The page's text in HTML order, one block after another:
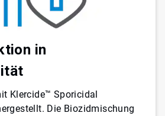
in
Klercide™ Sporicidal
Die Biozidmischung